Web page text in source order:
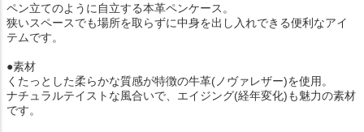
ペン立てのように自立する本革ペンケース。
狭いスペースでも場所を取らずに中身を出し入れできる便利なアイ
テムです。
●素材
くたっとした柔らかな質感が特徴の牛革(ノヴァレザー)を使用。
ナチュラルテイストな風合いで、エイジング(経年変化)も魅力の素材
です。